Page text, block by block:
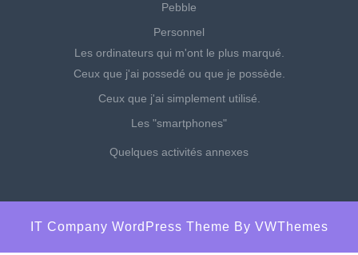
Pebble
Personnel
Les ordinateurs qui m'ont le plus marqué.
Ceux que j'ai possedé ou que je possède.
Ceux que j'ai simplement utilisé.
Les "smartphones"
Quelques activités annexes
IT Company WordPress Theme By VWThemes